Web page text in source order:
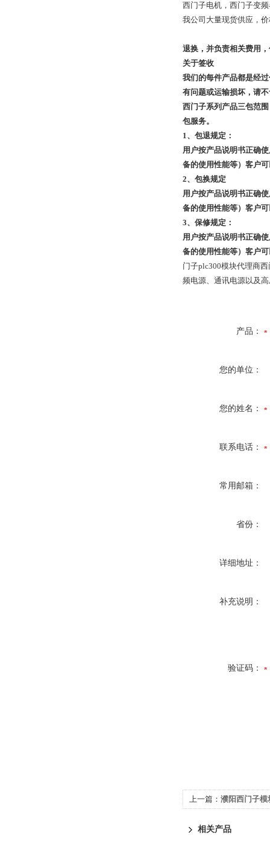
西门子电机，西门子变
我公司大量现货供应，
退换，并负责相关费用
关于签收
我们的每件产品都是经
有问题或运输损坏，请
西门子系列产品三包范
包服务。
1、包退规定：
用户按产品说明书正确
备的使用性能等）客户
2、包换规定
用户按产品说明书正确
备的使用性能等）客户
3、保修规定：
用户按产品说明书正确
备的使用性能等）客户
门子plc300模块代理商西
频电源、通讯电源以及
产品：
您的单位：
您的姓名：
联系电话：
常用邮箱：
省份：
详细地址：
补充说明：
验证码：
上一篇： 濮阳西门子模
相关产品